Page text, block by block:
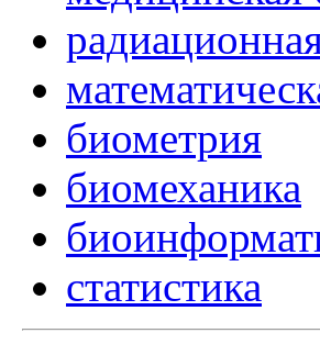
биометрия
биомеханика
статистика